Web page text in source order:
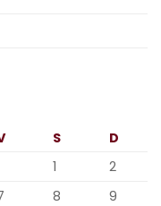
S
D
1
2
8 9